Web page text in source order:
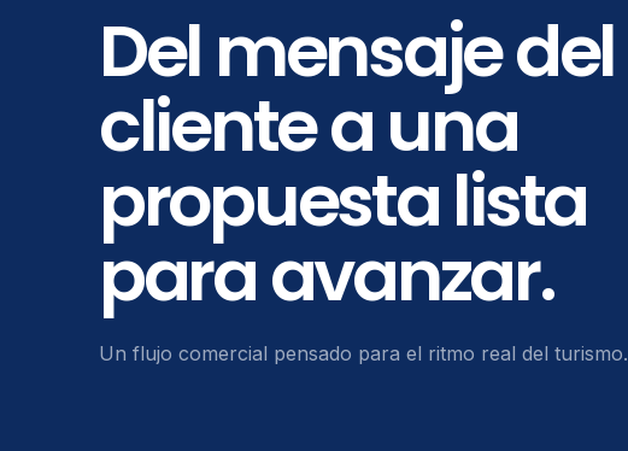
Del mensaje del
cliente a una
propuesta lista
para avanzar.
Un flujo comercial pensado para el ritmo real del turismo.